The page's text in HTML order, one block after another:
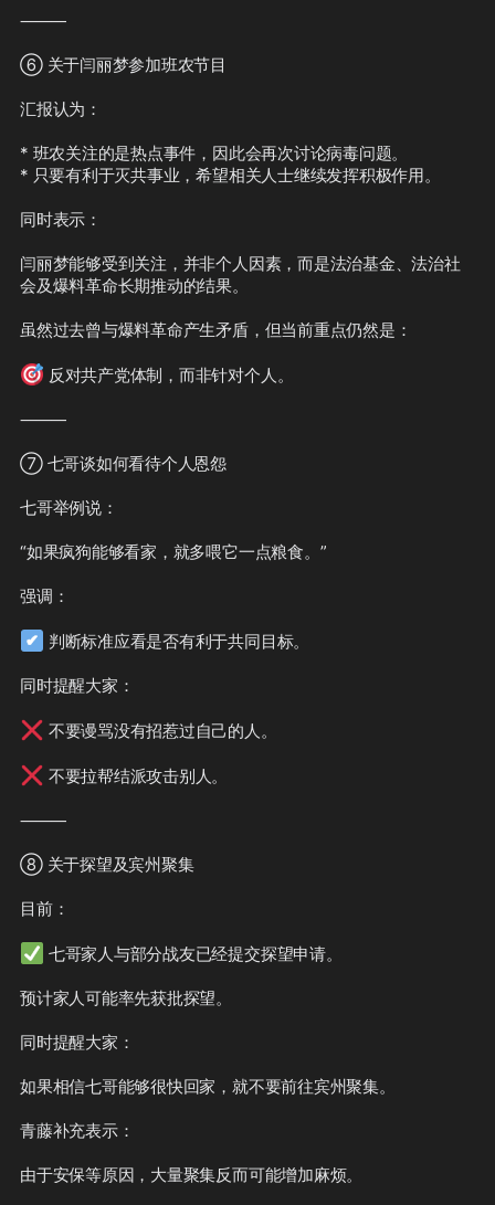
⸻
⑥ 关于闫丽梦参加班农节目
汇报认为：
* 班农关注的是热点事件，因此会再次讨论病毒问题。
* 只要有利于灭共事业，希望相关人士继续发挥积极作用。
同时表示：
闫丽梦能够受到关注，并非个人因素，而是法治基金、法治社
会及爆料革命长期推动的结果。
虽然过去曾与爆料革命产生矛盾，但当前重点仍然是：
🎯 反对共产党体制，而非针对个人。
⸻
⑦ 七哥谈如何看待个人恩怨
七哥举例说：
“如果疯狗能够看家，就多喂它一点粮食。”
强调：
✔ 判断标准应看是否有利于共同目标。
同时提醒大家：
❌ 不要谩骂没有招惹过自己的人。
❌ 不要拉帮结派攻击别人。
⸻
⑧ 关于探望及宾州聚集
目前：
✅ 七哥家人与部分战友已经提交探望申请。
预计家人可能率先获批探望。
同时提醒大家：
如果相信七哥能够很快回家，就不要前往宾州聚集。
青藤补充表示：
由于安保等原因，大量聚集反而可能增加麻烦。